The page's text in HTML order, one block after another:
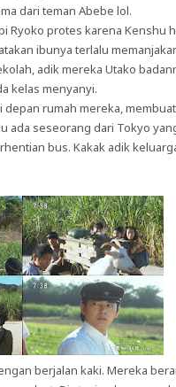
dari teman Abebe lol.
Ryoko protes karena Kenshu
ibunya terlalu
adik mereka Utako
kelas menyanyi.
rumah mereka,
ada seseorang dari Tokyo
bus. Kakak adik
berjalan kaki. Mereka